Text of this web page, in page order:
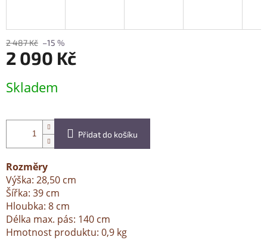
2 487 Kč –15 %
2 090 Kč
cena:
Skladem
Přidat do košíku
Rozměry
Výška: 28,50 cm
Šířka: 39 cm
Hloubka: 8 cm
Délka max. pás: 140 cm
Hmotnost produktu: 0,9 kg